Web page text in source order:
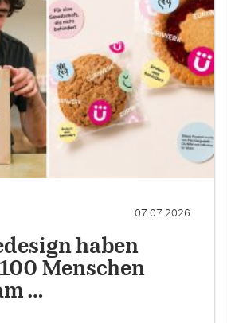
07.07.2026
haben
Menschen
…